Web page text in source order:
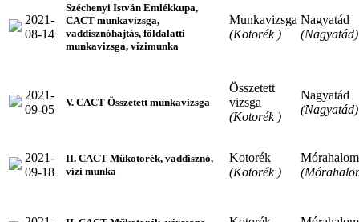
2021-
08-14
Széchenyi István Emlékkupa,
CACT munkavizsga,
vaddisznóhajtás, földalatti
munkavizsga, vízimunka
Munkavizsga
(Kotorék )
Nagyatád
(Nagyatád)
2021-
09-05
V. CACT Összetett munkavizsga
Összetett
vizsga
(Kotorék )
Nagyatád
(Nagyatád)
2021-
09-18
II. CACT Műkotorék, vaddisznó,
vízi munka
Kotorék
(Kotorék )
Mórahalom